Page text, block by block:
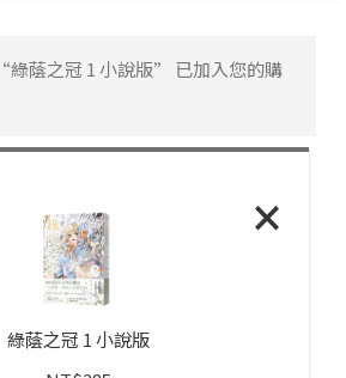
“綠蔭之冠 1 小說版” 已加入您的購
×
綠蔭之冠 1 小說版